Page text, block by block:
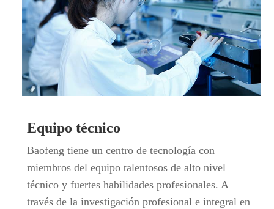
Equipo técnico
Baofeng tiene un centro de tecnología con
miembros del equipo talentosos de alto nivel
técnico y fuertes habilidades profesionales. A
través de la investigación profesional e integral en